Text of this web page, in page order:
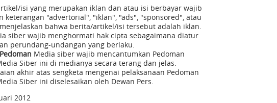
isi yang merupakan iklan dan atau isi berbayar wajib
keterangan "advertorial", "iklan", "ads", "sponsored", atau
bahwa berita/artikel/isi tersebut adalah iklan.
siber wajib menghormati hak cipta sebagaimana diatur
perundang-undangan yang berlaku.
Media siber wajib mencantumkan Pedoman
Siber ini di medianya secara terang dan jelas.
akhir atas sengketa mengenai pelaksanaan Pedoman
Siber ini diselesaikan oleh Dewan Pers.
2012